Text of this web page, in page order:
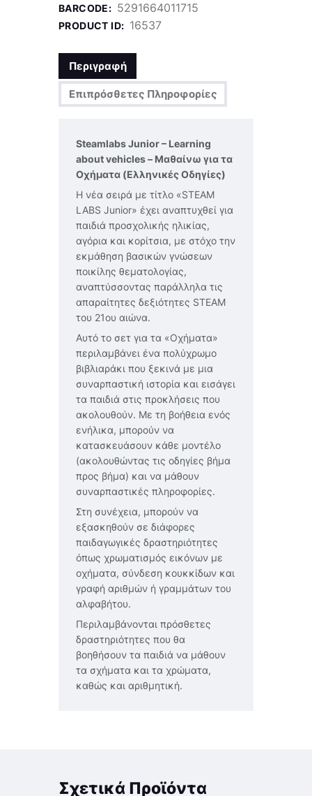
BARCODE: 5291664011715
PRODUCT ID: 16537
Περιγραφή
Επιπρόσθετες Πληροφορίες
Steamlabs Junior – Learning
about vehicles – Μαθαίνω για τα
Οχήματα (Ελληνικές Οδηγίες)
Η νέα σειρά με τίτλο «STEAM
LABS Junior» έχει αναπτυχθεί για
παιδιά προσχολικής ηλικίας,
αγόρια και κορίτσια, με στόχο την
εκμάθηση βασικών γνώσεων
ποικίλης θεματολογίας,
αναπτύσσοντας παράλληλα τις
απαραίτητες δεξιότητες STEAM
του 21ου αιώνα.
Αυτό το σετ για τα «Οχήματα»
περιλαμβάνει ένα πολύχρωμο
βιβλιαράκι που ξεκινά με μια
συναρπαστική ιστορία και εισάγει
τα παιδιά στις προκλήσεις που
ακολουθούν. Με τη βοήθεια ενός
ενήλικα, μπορούν να
κατασκευάσουν κάθε μοντέλο
(ακολουθώντας τις οδηγίες βήμα
προς βήμα) και να μάθουν
συναρπαστικές πληροφορίες.
Στη συνέχεια, μπορούν να
εξασκηθούν σε διάφορες
παιδαγωγικές δραστηριότητες
όπως χρωματισμός εικόνων με
οχήματα, σύνδεση κουκκίδων και
γραφή αριθμών ή γραμμάτων του
αλφαβήτου.
Περιλαμβάνονται πρόσθετες
δραστηριότητες που θα
βοηθήσουν τα παιδιά να μάθουν
τα σχήματα και τα χρώματα,
καθώς και αριθμητική.
Σχετικά Προϊόντα